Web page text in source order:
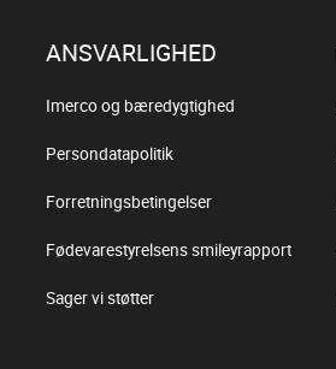
ANSVARLIGHED
Imerco og bæredygtighed
Persondatapolitik
Forretningsbetingelser
Fødevarestyrelsens smileyrapport
Sager vi støtter